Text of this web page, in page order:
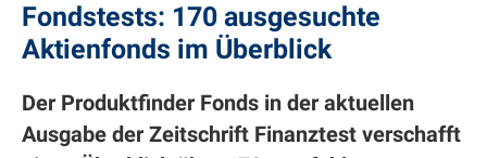
Fondstests: 170 ausgesuchte
Aktienfonds im Überblick
Der Produktfinder Fonds in der aktuellen
Ausgabe der Zeitschrift Finanztest verschafft